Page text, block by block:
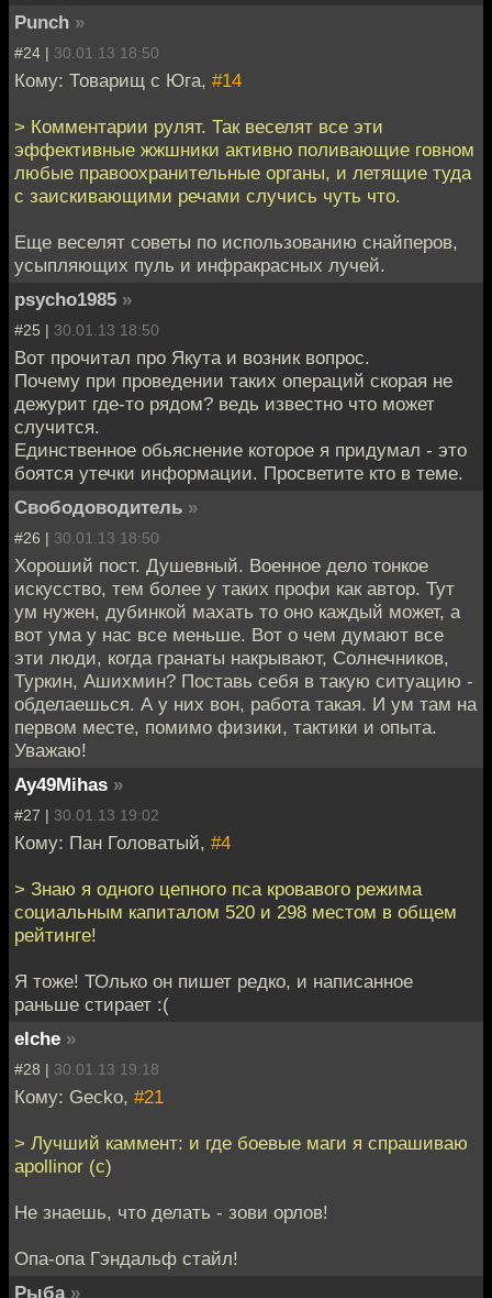
Punch »
#24 | 30.01.13 18:50
Кому: Товарищ с Юга, #14
> Комментарии рулят. Так веселят все эти
эффективные жжшники активно поливающие говном
любые правоохранительные органы, и летящие туда
с заискивающими речами случись чуть что.
Еще веселят советы по использованию снайперов,
усыпляющих пуль и инфракрасных лучей.
psycho1985 »
#25 | 30.01.13 18:50
Вот прочитал про Якута и возник вопрос.
Почему при проведении таких операций скорая не
дежурит где-то рядом? ведь известно что может
случится.
Единственное обьяснение которое я придумал - это
боятся утечки информации. Просветите кто в теме.
Свободоводитель »
#26 | 30.01.13 18:50
Хороший пост. Душевный. Военное дело тонкое
искусство, тем более у таких профи как автор. Тут
ум нужен, дубинкой махать то оно каждый может, а
вот ума у нас все меньше. Вот о чем думают все
эти люди, когда гранаты накрывают, Солнечников,
Туркин, Ашихмин? Поставь себя в такую ситуацию -
обделаешься. А у них вон, работа такая. И ум там на
первом месте, помимо физики, тактики и опыта.
Уважаю!
Ay49Mihas »
#27 | 30.01.13 19:02
Кому: Пан Головатый, #4
> Знаю я одного цепного пса кровавого режима
социальным капиталом 520 и 298 местом в общем
рейтинге!
Я тоже! ТОлько он пишет редко, и написанное
раньше стирает :(
elche »
#28 | 30.01.13 19:18
Кому: Gecko, #21
> Лучший каммент: и где боевые маги я спрашиваю
apollinor (с)
Не знаешь, что делать - зови орлов!
Опа-опа Гэндальф стайл!
Рыбa »